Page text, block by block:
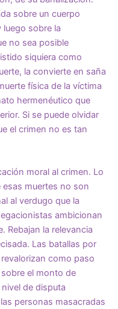
sobre un cuerpo
sobre la
no sea posible
siquiera como
la convierte en saña
física de la víctima
hermenéutico que
Si se puede olvidar
el crimen no es tan
moral al crimen. Lo
muertes no son
al verdugo que la
ambicionan
Rebajan la relevancia
Las batallas por
como paso
el monto de
de disputa
personas masacradas